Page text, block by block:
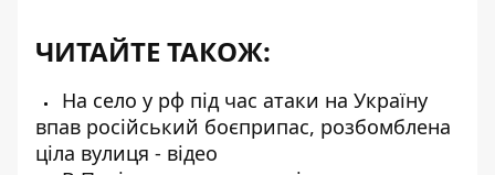
ЧИТАЙТЕ ТАКОЖ:
На село у рф під час атаки на Україну
впав російський боєприпас, розбомблена
ціла вулиця - відео